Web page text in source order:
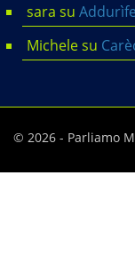
sara su
Michelesu
© 2026 - Parliamo